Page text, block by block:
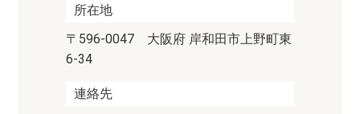
所在地
〒596-0047 大阪府 岸和田市上野町東
6-34
連絡先